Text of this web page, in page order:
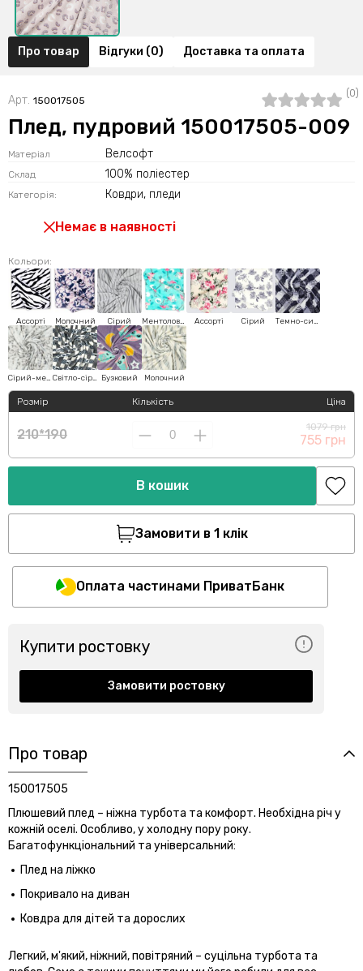
Про товар Відгуки (0) Доставка та оплата
Арт. 150017505
(0)
Плед, пудровий 150017505-009
Матеріал Велсофт
Склад 100% поліестер
Категорія: Ковдри, пледи
Немає в наявності
Кольори:
Ассорті Молочний Сірий Ментоловий Ассорті Сірий Темно-синій
Сірий-меланж Світло-сірий Бузковий Молочний
Розмір
210*190
Кількість Ціна
1079 грн
755 грн
В кошик
Замовити в 1 клік
Оплата частинами ПриватБанк
Купити ростовку
Замовити ростовку
Про товар
150017505
Плюшевий плед – ніжна турбота та комфорт. Необхідна річ у
кожній оселі. Особливо, у холодну пору року.
Багатофункціональний та універсальний:
Плед на ліжко
Покривало на диван
Ковдра для дітей та дорослих
Легкий, м'який, ніжний, повітряний – суцільна турбота та